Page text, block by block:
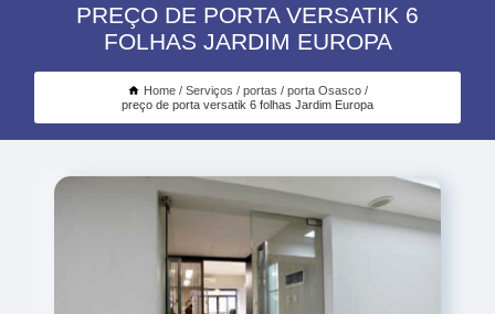
PREÇO DE PORTA VERSATIK 6
FOLHAS JARDIM EUROPA
Home Serviços portas
porta Osasco
preço de porta versatik 6 folhas Jardim Europa